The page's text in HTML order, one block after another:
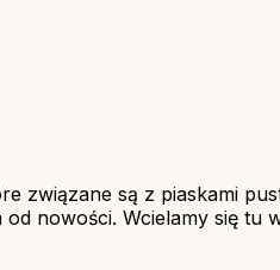
związane są z piaskami
nowości. Wcielamy się tu